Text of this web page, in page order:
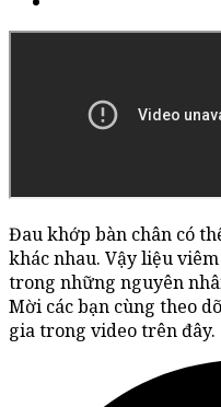
Đau khớp bàn chân có
khác nhau. Vậy liệu
trong những nguyên
Mời các bạn cùng theo
gia trong video trên đây.